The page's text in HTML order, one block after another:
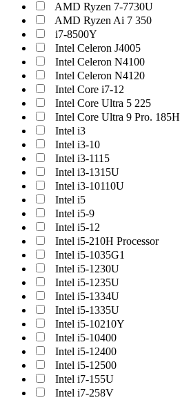
AMD Ryzen 7-7730U
AMD Ryzen Ai 7 350
i7-8500Y
Intel Celeron J4005
Intel Celeron N4100
Intel Celeron N4120
Intel Core i7-12
Intel Core Ultra 5 225
Intel Core Ultra 9 Pro. 185H
Intel i3
Intel i3-10
Intel i3-1115
Intel i3-1315U
Intel i3-10110U
Intel i5
Intel i5-9
Intel i5-12
Intel i5-210H Processor
Intel i5-1035G1
Intel i5-1230U
Intel i5-1235U
Intel i5-1334U
Intel i5-1335U
Intel i5-10210Y
Intel i5-10400
Intel i5-12400
Intel i5-12500
Intel i7-155U
Intel i7-258V